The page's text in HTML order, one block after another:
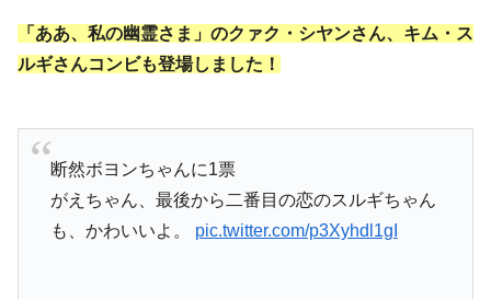
「ああ、私の幽霊さま」のクァク・シヤンさん、キム・ス
ルギさんコンビも登場しました！
断然ボヨンちゃんに1票
がえちゃん、最後から二番目の恋のスルギちゃん
も、かわいいよ。 pic.twitter.com/p3Xyhdl1gI